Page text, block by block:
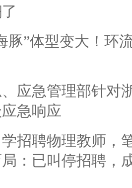
豚”体型变大！环
应急管理部针对
急响应
招聘物理教师，
：已叫停招聘，